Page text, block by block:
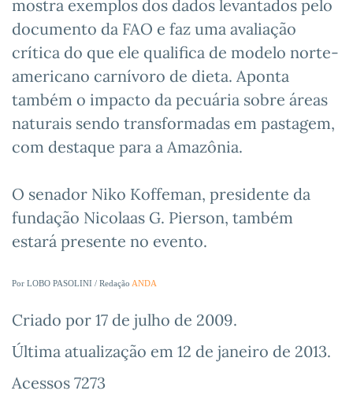
mostra exemplos dos dados levantados pelo
documento da FAO e faz uma avaliação
crítica do que ele qualifica de modelo norte-
americano carnívoro de dieta. Aponta
também o impacto da pecuária sobre áreas
naturais sendo transformadas em pastagem,
com destaque para a Amazônia.
O senador Niko Koffeman, presidente da
fundação Nicolaas G. Pierson, também
estará presente no evento.
Por LOBO PASOLINI / Redação ANDA
Criado por 17 de julho de 2009.
Última atualização em 12 de janeiro de 2013.
Acessos 7273